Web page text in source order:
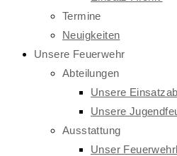
Termine
Neuigkeiten
Unsere Feuerwehr
Abteilungen
Unsere
Unsere
Ausstattung
Unser